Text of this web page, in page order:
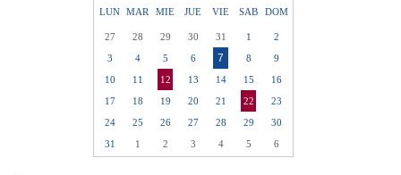
LUN MAR MIE JUE VIE SAB DOM
27 28 29 30 31 1
2
3
4 5 6 7 8
9
10
11 12 13 14 15
16
17
18 19 20 21 22
23
24
25 26 27 28 29
30
31
1 2 3 4 5 6